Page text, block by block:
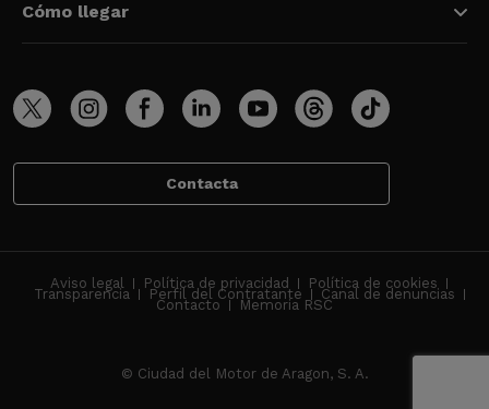
Cómo llegar
Contacta
Aviso legal Política de privacidad Política de cookies
Transparencia Perfil del Contratante Canal de denuncias
Contacto Memoria RSC
© Ciudad del Motor de Aragon, S. A.